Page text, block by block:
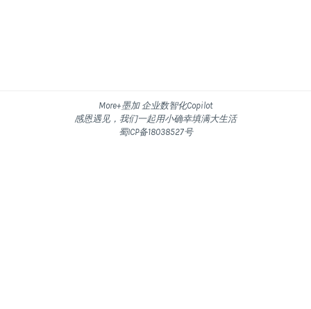
More+墨加 企业数智化Copilot
感恩遇见，我们一起用小确幸填满大生活
蜀ICP备18038527号